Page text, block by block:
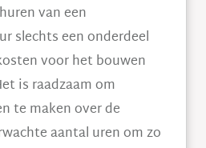
van een
slechts een onderdeel
voor het bouwen
is raadzaam om
te maken over de
aantal uren om zo